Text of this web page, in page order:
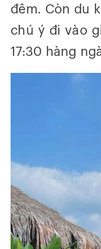
đêm. Còn du
chú ý đi vào
17:30 hàng